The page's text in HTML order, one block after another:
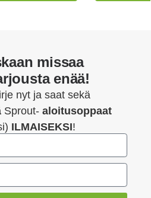
missaa
enää!
nyt ja saat sekä
Sprout- aloitusoppaat
ILMAISEKSI!